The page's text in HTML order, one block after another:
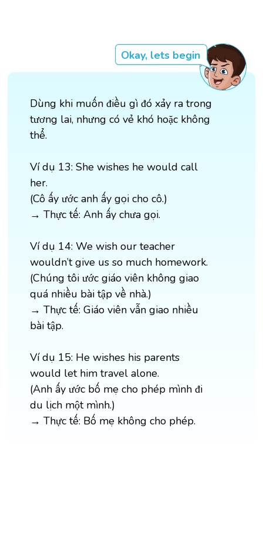
Okay, lets begin
Dùng khi muốn điều gì đó xảy ra trong
tương lai, nhưng có vẻ khó hoặc không
thể.
Ví dụ 13: She wishes he would call
her.
(Cô ấy ước anh ấy gọi cho cô.)
→ Thực tế: Anh ấy chưa gọi.
Ví dụ 14: We wish our teacher
wouldn’t give us so much homework.
(Chúng tôi ước giáo viên không giao
quá nhiều bài tập về nhà.)
→ Thực tế: Giáo viên vẫn giao nhiều
bài tập.
Ví dụ 15: He wishes his parents
would let him travel alone.
(Anh ấy ước bố mẹ cho phép mình đi
du lịch một mình.)
→ Thực tế: Bố mẹ không cho phép.